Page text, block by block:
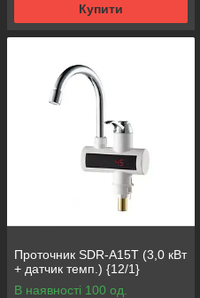
Купити
Проточник SDR-A15T (3,0 кВт
+ датчик темп.) {12/1}
В наявності 100 од.